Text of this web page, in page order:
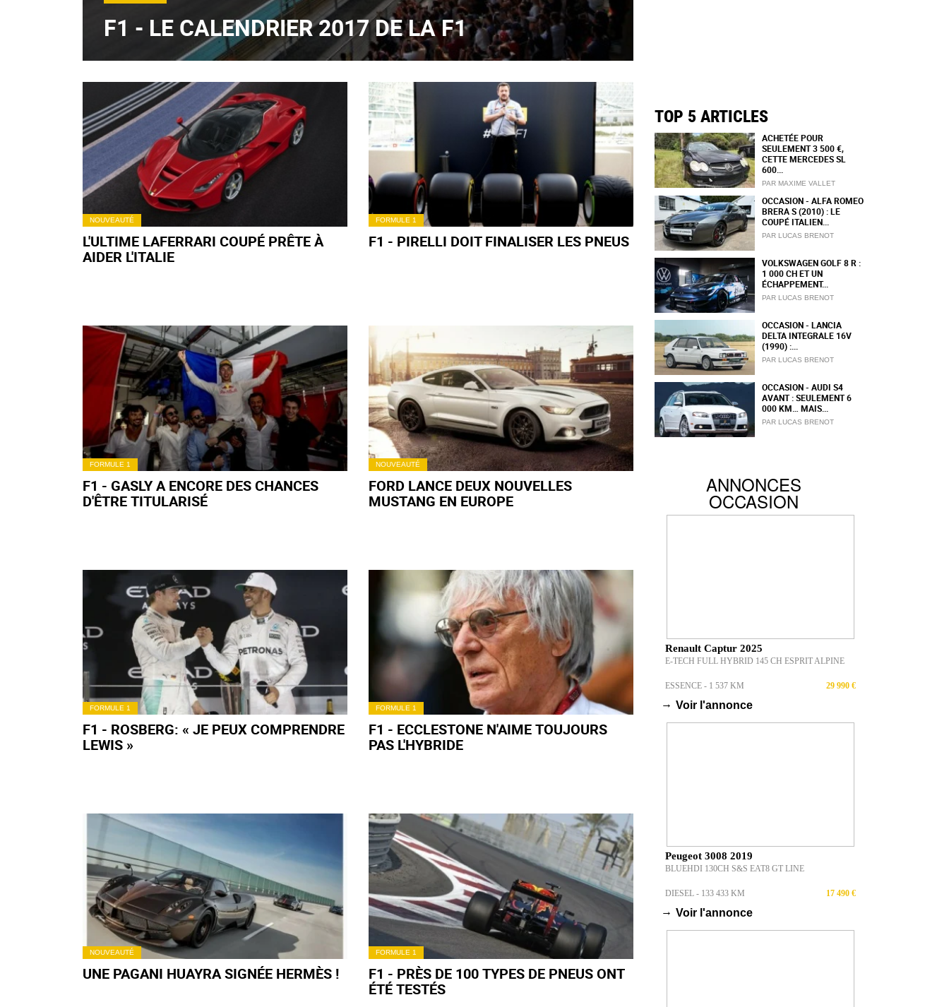
F1 - LE CALENDRIER 2017 DE LA F1
NOUVEAUTÉ
L'ULTIME LAFERRARI COUPÉ PRÊTE À
AIDER L'ITALIE
FORMULE 1
F1 - PIRELLI DOIT FINALISER LES PNEUS
FORMULE 1
F1 - GASLY A ENCORE DES CHANCES
D'ÊTRE TITULARISÉ
NOUVEAUTÉ
FORD LANCE DEUX NOUVELLES
MUSTANG EN EUROPE
FORMULE 1
F1 - ROSBERG: « JE PEUX COMPRENDRE
LEWIS »
FORMULE 1
F1 - ECCLESTONE N'AIME TOUJOURS
PAS L'HYBRIDE
NOUVEAUTÉ
UNE PAGANI HUAYRA SIGNÉE HERMÈS !
FORMULE 1
F1 - PRÈS DE 100 TYPES DE PNEUS ONT
ÉTÉ TESTÉS
TOP 5 ARTICLES
ACHETÉE POUR
SEULEMENT 3 500 €,
CETTE MERCEDES SL
600...
PAR MAXIME VALLET
OCCASION - ALFA ROMEO
BRERA S (2010) : LE
COUPÉ ITALIEN...
PAR LUCAS BRENOT
VOLKSWAGEN GOLF 8 R :
1 000 CH ET UN
ÉCHAPPEMENT...
PAR LUCAS BRENOT
OCCASION - LANCIA
DELTA INTEGRALE 16V
(1990) :...
PAR LUCAS BRENOT
OCCASION - AUDI S4
AVANT : SEULEMENT 6
000 KM… MAIS...
PAR LUCAS BRENOT
ANNONCES
OCCASION
Renault Captur 2025
E-TECH FULL HYBRID 145 CH ESPRIT ALPINE
ESSENCE - 1 537 KM 29 990 €
→ Voir l'annonce
Peugeot 3008 2019
BLUEHDI 130CH S&S EAT8 GT LINE
DIESEL - 133 433 KM 17 490 €
→ Voir l'annonce